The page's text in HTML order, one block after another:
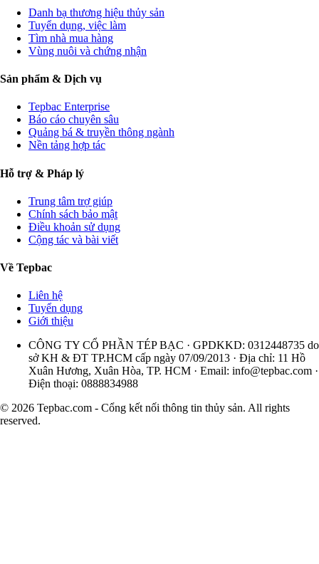
Danh bạ thương hiệu thủy sản
Tuyển dụng, việc làm
Tìm nhà mua hàng
Vùng nuôi và chứng nhận
Sản phẩm & Dịch vụ
Tepbac Enterprise
Báo cáo chuyên sâu
Quảng bá & truyền thông ngành
Nền tảng hợp tác
Hỗ trợ & Pháp lý
Trung tâm trợ giúp
Chính sách bảo mật
Điều khoản sử dụng
Cộng tác và bài viết
Về Tepbac
Liên hệ
Tuyển dụng
Giới thiệu
CÔNG TY CỔ PHẦN TÉP BẠC · GPDKKD: 0312448735 do
sở KH & ĐT TP.HCM cấp ngày 07/09/2013 · Địa chỉ: 11 Hồ
Xuân Hương, Xuân Hòa, TP. HCM · Email: info@tepbac.com ·
Điện thoại: 0888834988
© 2026 Tepbac.com - Cổng kết nối thông tin thủy sản. All rights
reserved.